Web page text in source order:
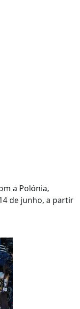
a Polónia,
de junho, a partir